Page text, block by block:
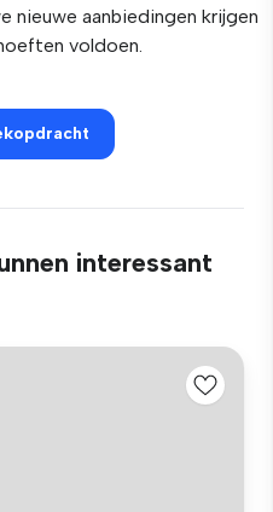
nieuwe aanbiedingen krijgen
voldoen.
interessant